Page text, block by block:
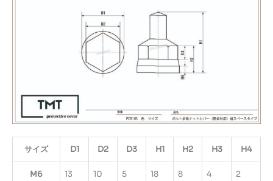
（省
ペ
ー
タ
サイズ D1 D2 D3 H1 H2 H3 H4
M6
13
10
5
18
8
4
2